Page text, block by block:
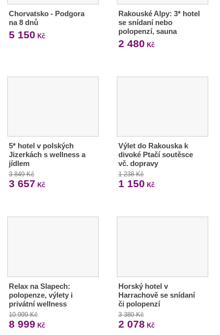
Chorvatsko - Podgora
na 8 dnů
5 150 Kč
Rakouské Alpy: 3* hotel
se snídaní nebo
polopenzí, sauna
2 480 Kč
5* hotel v polských
Jizerkách s wellness a
jídlem
3 849 Kč
3 657 Kč
Výlet do Rakouska k
divoké Ptačí soutěsce
vč. dopravy
1 238 Kč
1 150 Kč
Relax na Slapech:
polopenze, výlety i
privátní wellness
10 999 Kč
8 999 Kč
Horský hotel v
Harrachově se snídaní
či polopenzí
3 380 Kč
2 078 Kč